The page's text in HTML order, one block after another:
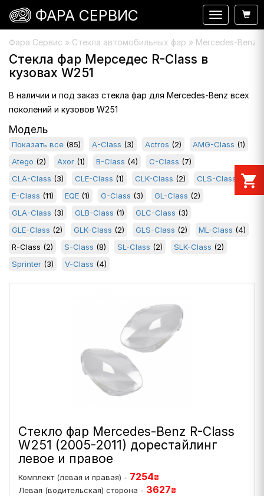
Фара Сервис » Стекла автомобильных фар » Mercedes-Benz
Стекла фар Мерседес R-Class в
кузовах W251
В наличии и под заказ стекла фар для Mercedes-Benz всех
поколений и кузовов W251
Модель
Показать все (85) A-Class (3) Actros (2) AMG-Class (1)
Atego (2) Axor (1) B-Class (4) C-Class (7)
CLA-Class (3) CLE-Class (1) CLK-Class (2) CLS-Class
(4)
E-Class (11) EQE (1) G-Class (3) GL-Class (2)
GLA-Class (3) GLB-Class (1) GLC-Class (3)
GLE-Class (2) GLK-Class (2) GLS-Class (2) ML-Class (4)
R-Class (2) S-Class (8) SL-Class (2) SLK-Class (2)
Sprinter (3) V-Class (4)
Стекло фар Mercedes-Benz R-Class
W251 (2005-2011) дорестайлинг
левое и правое
Комплект (левая и правая) - 7254₴
Левая (водительская) сторона - 3627₴
Навигация
ФАРА СЕРВИС
shopping_cart